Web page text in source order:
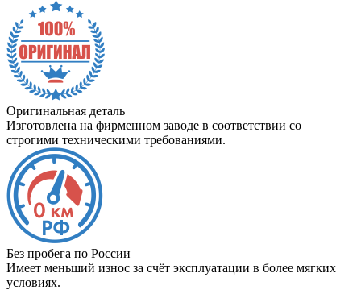
Оригинальная деталь
Изготовлена на фирменном заводе в соответствии со
строгими техническими требованиями.
Без пробега по России
Имеет меньший износ за счёт эксплуатации в более мягких
условиях.